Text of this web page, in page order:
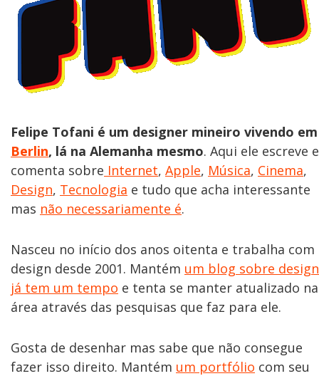
Felipe Tofani é um designer mineiro vivendo em
Berlin, lá na Alemanha mesmo. Aqui ele escreve e
comenta sobre Internet, Apple, Música, Cinema,
Design, Tecnologia e tudo que acha interessante
mas não necessariamente é.
Nasceu no início dos anos oitenta e trabalha com
design desde 2001. Mantém um blog sobre design
já tem um tempo e tenta se manter atualizado na
área através das pesquisas que faz para ele.
Gosta de desenhar mas sabe que não consegue
fazer isso direito. Mantém um portfólio com seu